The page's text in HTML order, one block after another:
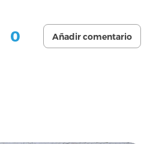
0 Añadir comentario